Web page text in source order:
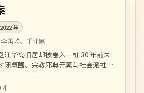
2022年
善均、千玗嬉
江华岛旧居却被卷入一桩 30 年前未
闭氛围、宗教邪典元素与社会派推理
片新高度。